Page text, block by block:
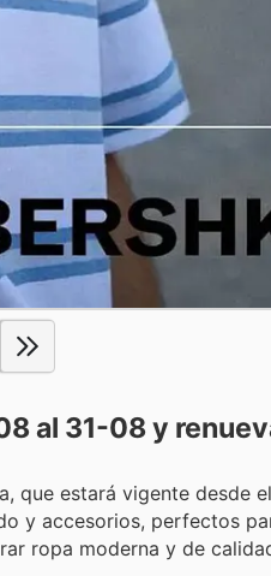
al 31-08 y
que estará vigente desde
y accesorios, perfectos
ropa moderna y de